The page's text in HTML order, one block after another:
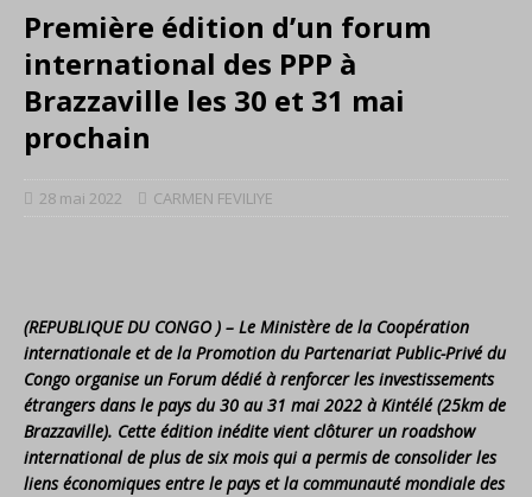
Première édition d’un forum
international des PPP à
Brazzaville les 30 et 31 mai
prochain
28 mai 2022 CARMEN FEVILIYE
(REPUBLIQUE DU CONGO ) – Le Ministère de la Coopération
internationale et de la Promotion du Partenariat Public-Privé du
Congo organise un Forum dédié à renforcer les investissements
étrangers dans le pays du 30 au 31 mai 2022 à Kintélé (25km de
Brazzaville). Cette édition inédite vient clôturer un roadshow
international de plus de six mois qui a permis de consolider les
liens économiques entre le pays et la communauté mondiale des